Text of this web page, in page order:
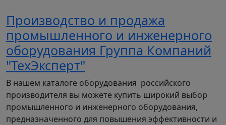
Производство и продажа
промышленного и инженерного
оборудования Группа Компаний
"ТехЭксперт"
В нашем каталоге оборудования российского
производителя вы можете купить широкий выбор
промышленного и инженерного оборудования,
предназначенного для повышения эффективности и